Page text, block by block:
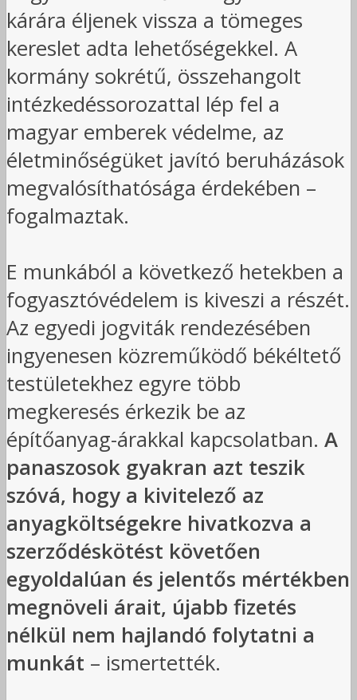
kárára éljenek vissza a tömeges
kereslet adta lehetőségekkel. A
kormány sokrétű, összehangolt
intézkedéssorozattal lép fel a
magyar emberek védelme, az
életminőségüket javító beruházások
megvalósíthatósága érdekében –
fogalmaztak.
E munkából a következő hetekben a
fogyasztóvédelem is kiveszi a részét.
Az egyedi jogviták rendezésében
ingyenesen közreműködő békéltető
testületekhez egyre több
megkeresés érkezik be az
építőanyag-árakkal kapcsolatban. A
panaszosok gyakran azt teszik
szóvá, hogy a kivitelező az
anyagköltségekre hivatkozva a
szerződéskötést követően
egyoldalúan és jelentős mértékben
megnöveli árait, újabb fizetés
nélkül nem hajlandó folytatni a
munkát – ismertették.